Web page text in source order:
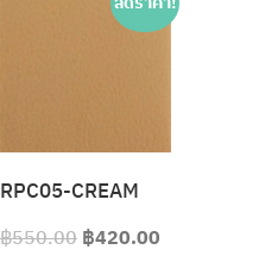
RPC05-CREAM
฿550.00 ฿420.00